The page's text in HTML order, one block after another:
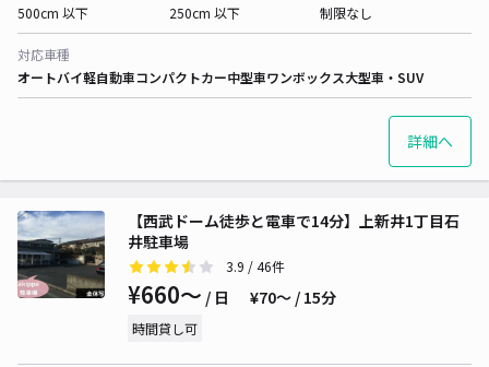
500cm 以下
250cm 以下
制限なし
対応車種
オートバイ軽自動車コンパクトカー中型車ワンボックス大型車・SUV
詳細へ
【西武ドーム徒歩と電車で14分】上新井1丁目石
井駐車場
3.9 / 46件
¥660〜 / 日 ¥70〜 / 15分
時間貸し可